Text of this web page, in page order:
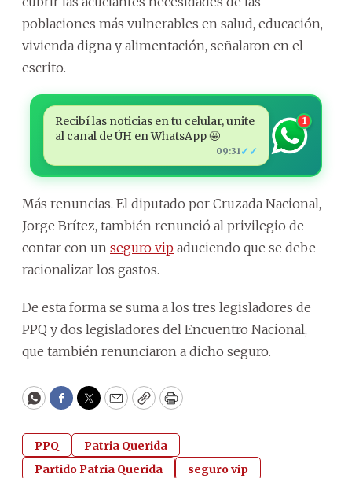
poblaciones más vulnerables en salud, educación,
vivienda digna y alimentación, señalaron en el
escrito.
Recibí las noticias en tu celular, unite
al canal de ÚH en WhatsApp 🤩
09:31✓✓
1
Más renuncias. El diputado por Cruzada Nacional,
Jorge Brítez, también renunció al privilegio de
contar con un seguro vip aduciendo que se debe
racionalizar los gastos.
De esta forma se suma a los tres legisladores de
PPQ y dos legisladores del Encuentro Nacional,
que también renunciaron a dicho seguro.
WhatsApp
Facebook
Twitter
EmailCopyPrint
PPQ
Patria Querida
Partido Patria Querida
seguro vip